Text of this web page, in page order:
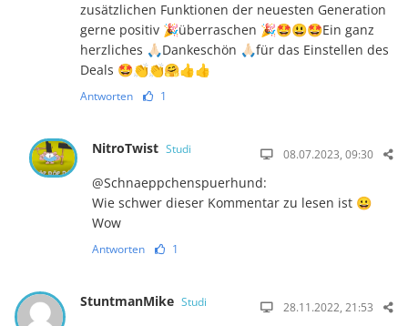
zusätzlichen Funktionen der neuesten Generation
gerne positiv 🎉überraschen 🎉🤩😃🤩Ein ganz
herzliches 🙏🏻Dankeschön 🙏🏻für das Einstellen des
Deals 🤩👏👏🤗👍👍
Antworten 1
NitroTwist Studi 08.07.2023, 09:30
@Schnaeppchenspuerhund:
Wie schwer dieser Kommentar zu lesen ist 😀
Wow
Antworten 1
StuntmanMike Studi 28.11.2022, 21:53